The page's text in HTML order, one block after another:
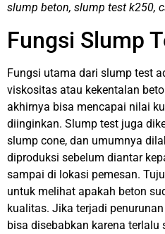
slump beton, slump test k250,
Fungsi Slump
Fungsi utama dari slump test
viskositas atau kekentalan
akhirnya bisa mencapai nilai
diinginkan. Slump test juga
slump cone, dan umumnya
diproduksi sebelum diantar
sampai di lokasi pemesan.
untuk melihat apakah beton
kualitas. Jika terjadi
bisa disebabkan karena